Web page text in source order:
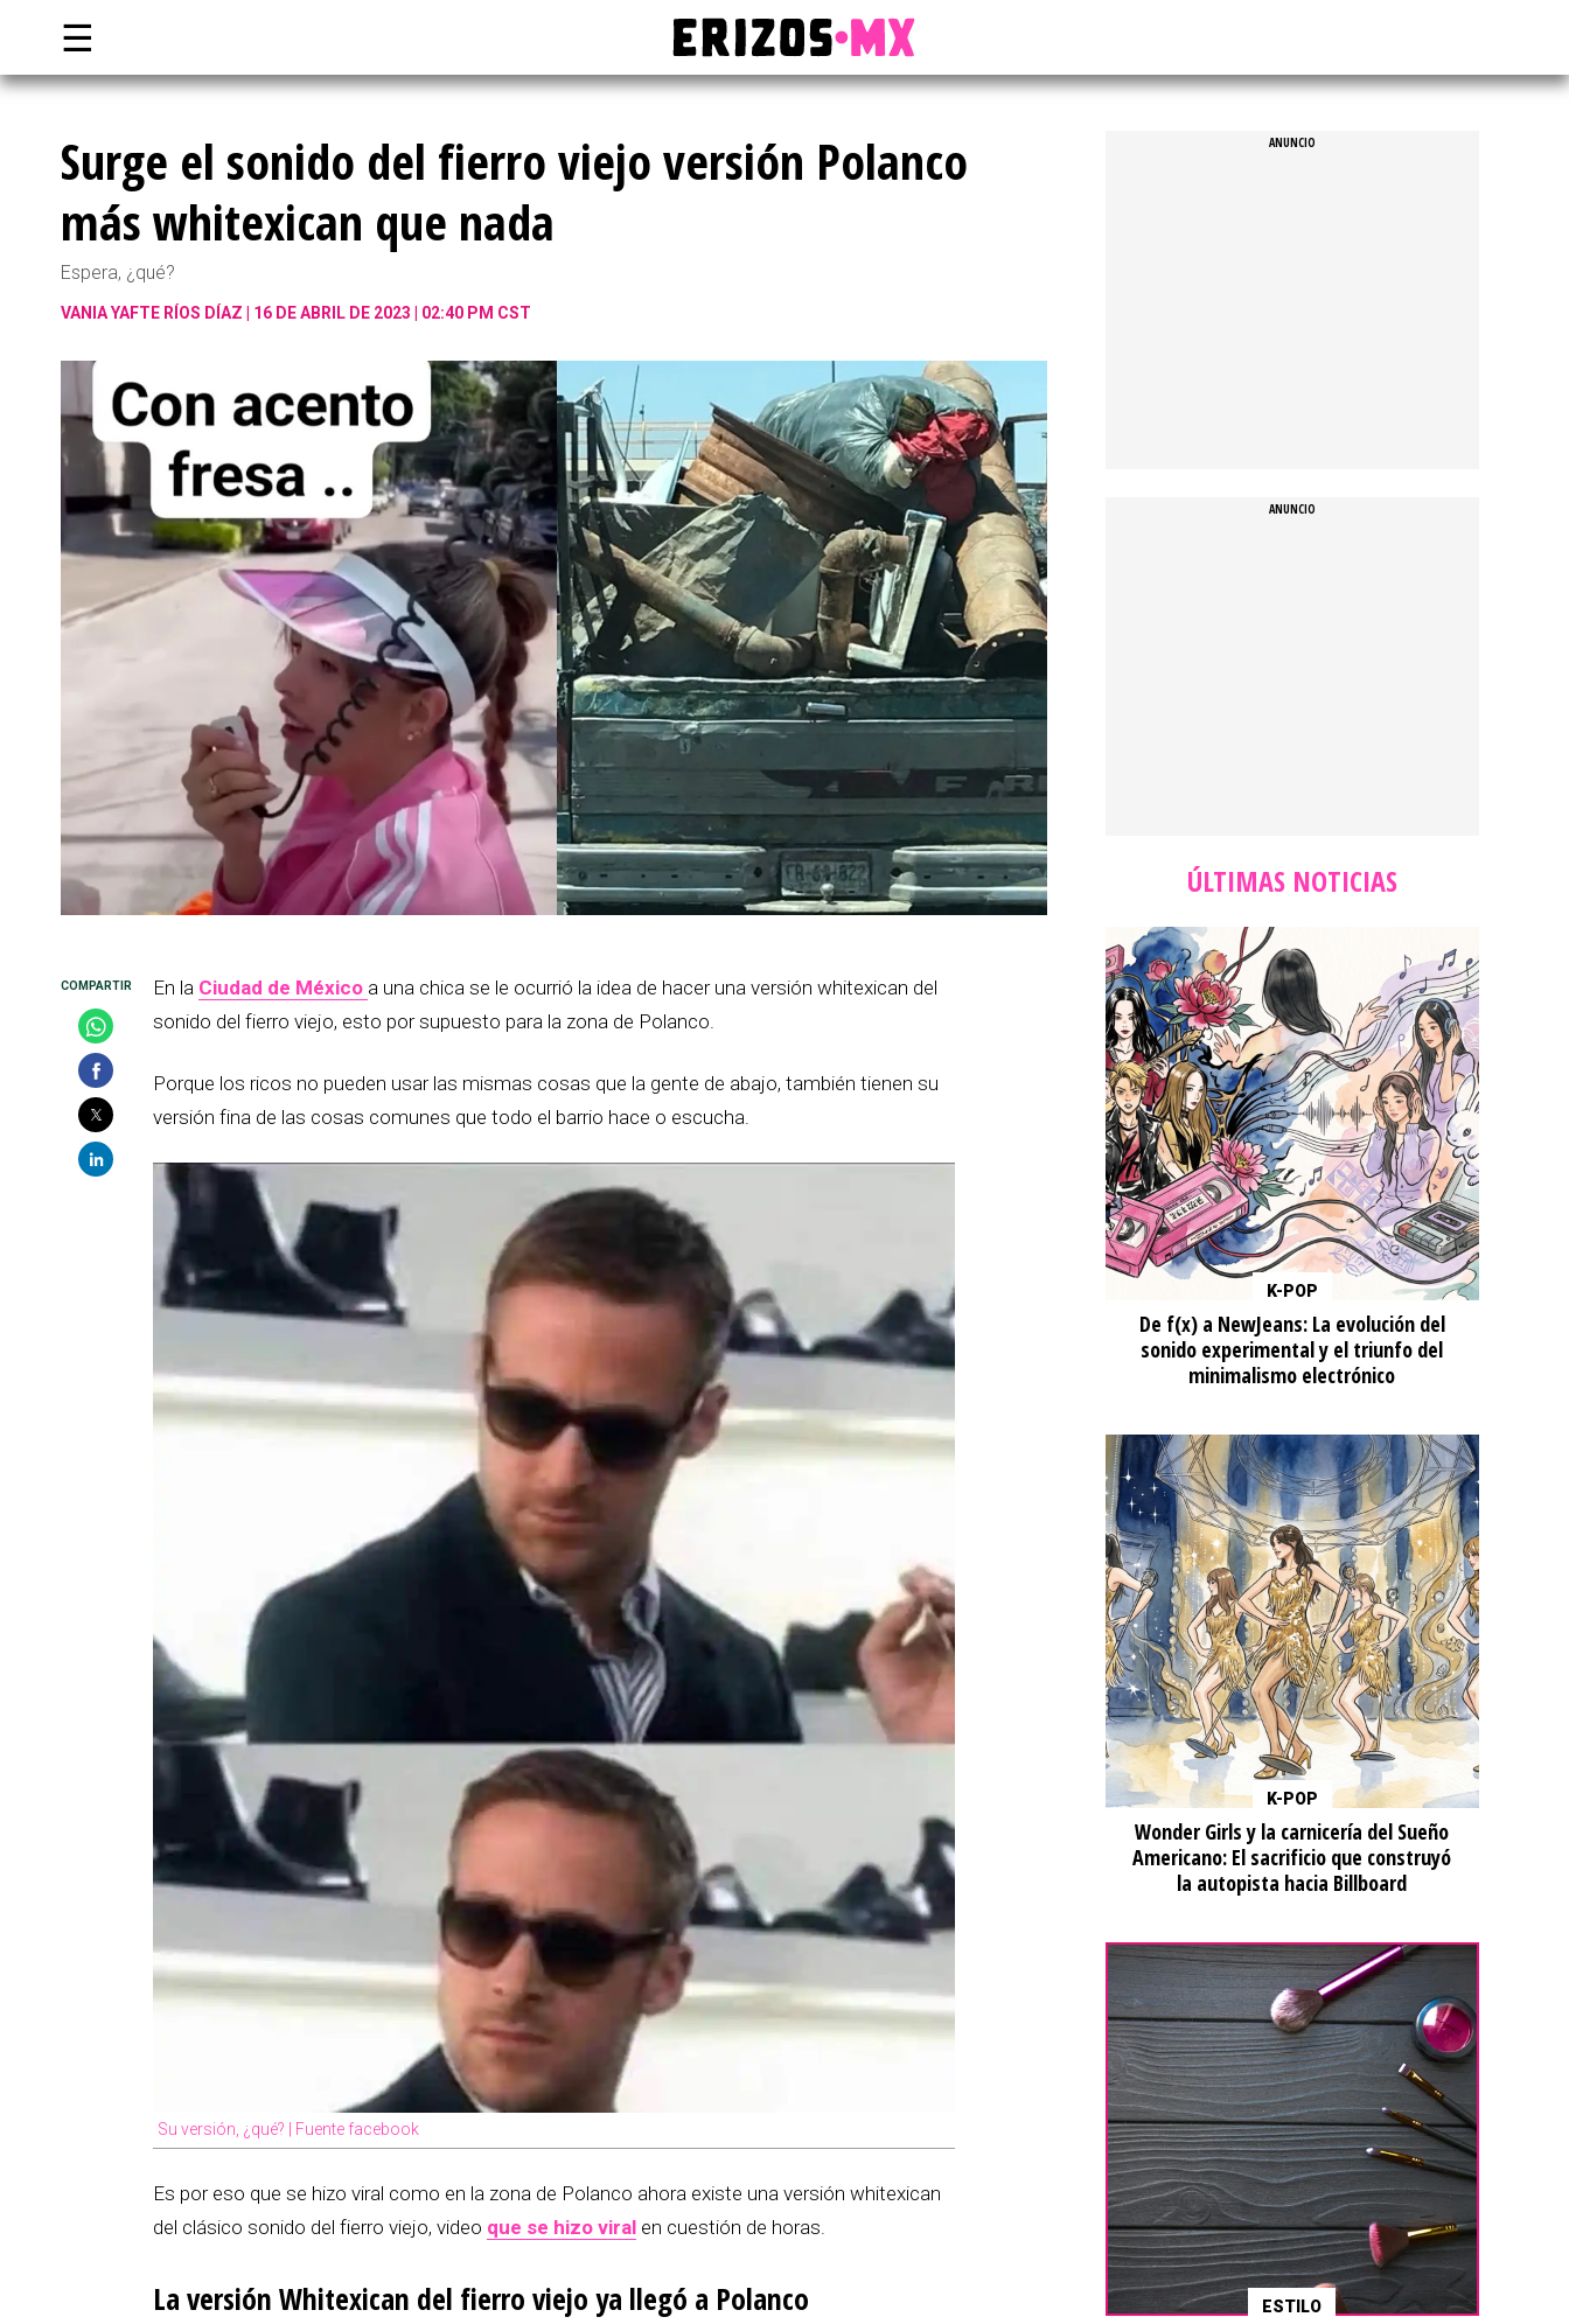
☰
Surge el sonido del fierro viejo versión Polanco
más whitexican que nada
Espera, ¿qué?
VANIA YAFTE RÍOS DÍAZ 16 DE ABRIL DE 2023 | 02:40 PM CST
En la Ciudad de México a una chica se le ocurrió la idea de hacer una versión whitexican del
sonido del fierro viejo, esto por supuesto para la zona de Polanco.
Porque los ricos no pueden usar las mismas cosas que la gente de abajo, también tienen su
versión fina de las cosas comunes que todo el barrio hace o escucha.
Su versión, ¿qué? | Fuente facebook
Es por eso que se hizo viral como en la zona de Polanco ahora existe una versión whitexican
del clásico sonido del fierro viejo, video que se hizo viral en cuestión de horas.
La versión Whitexican del fierro viejo ya llegó a Polanco
ÚLTIMAS NOTICIAS
K-POP
De f(x) a NewJeans: La evolución del
sonido experimental y el triunfo del
minimalismo electrónico
K-POP
Wonder Girls y la carnicería del Sueño
Americano: El sacrificio que construyó
la autopista hacia Billboard
ESTILO